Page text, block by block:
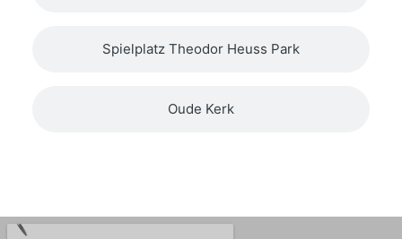
Spielplatz Theodor Heuss Park
Oude Kerk